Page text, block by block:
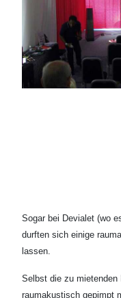
Sogar bei Devialet (wo
durften sich einige
lassen.
Selbst die zu mietenden
raumakustisch gepimpt